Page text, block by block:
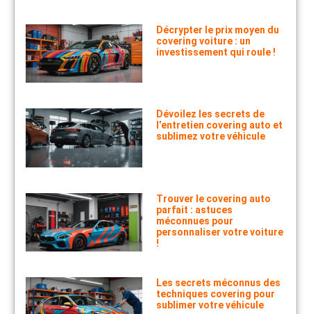
Décrypter le prix moyen du
covering voiture : un
investissement qui roule !
Dévoilez les secrets de
l’entretien covering auto et
sublimez votre véhicule
Trouver le covering auto
parfait : astuces
méconnues pour
personnaliser votre voiture
!
Les secrets méconnus des
techniques covering pour
sublimer votre véhicule